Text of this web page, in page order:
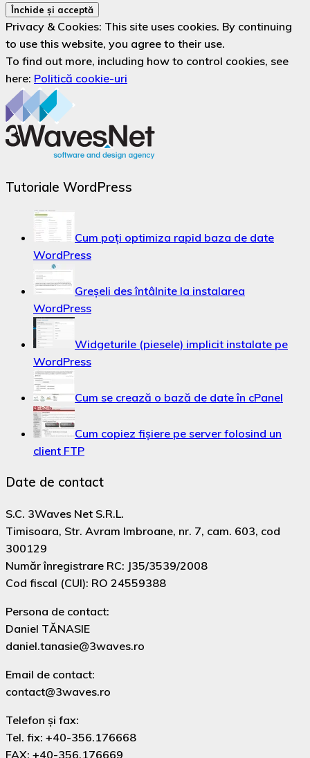
Privacy & Cookies: This site uses cookies. By continuing
to use this website, you agree to their use.
To find out more, including how to control cookies, see
here: Politică cookie-uri
Tutoriale WordPress
Cum poți optimiza rapid baza de date
WordPress
Greșeli des întâlnite la instalarea
WordPress
Widgeturile (piesele) implicit instalate pe
WordPress
Cum se crează o bază de date în cPanel
Cum copiez fișiere pe server folosind un
client FTP
Date de contact
S.C. 3Waves Net S.R.L.
Timisoara, Str. Avram Imbroane, nr. 7, cam. 603, cod
300129
Număr înregistrare RC: J35/3539/2008
Cod fiscal (CUI): RO 24559388
Persona de contact:
Daniel TĂNASIE
daniel.tanasie@3waves.ro
Email de contact:
contact@3waves.ro
Telefon şi fax:
Tel. fix: +40-356.176668
FAX: +40-356.176669